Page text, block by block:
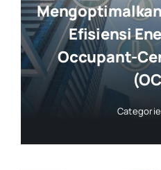
Efisiensi
Occupant-